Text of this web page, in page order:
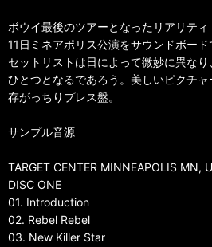
ボウイ最後のツアーとなったリアリテ
11日ミネアポリス公演をサウンドボード
セットリストは日によって微妙に異な
ひとつとなるであろう。美しいピクチ
存がっちりプレス盤。
サンプル音源
TARGET CENTER MINNEAPOLIS MN,
DISC ONE
01. Introduction
02. Rebel Rebel
03. New Killer Star